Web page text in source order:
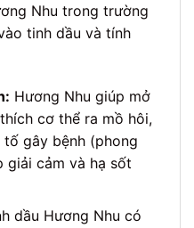
Nhu trong trường
tinh dầu và tính
Hương Nhu giúp mở
cơ thể ra mồ hôi,
gây bệnh (phong
giải cảm và hạ sốt
dầu Hương Nhu có